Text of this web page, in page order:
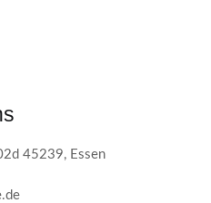
45239, Essen